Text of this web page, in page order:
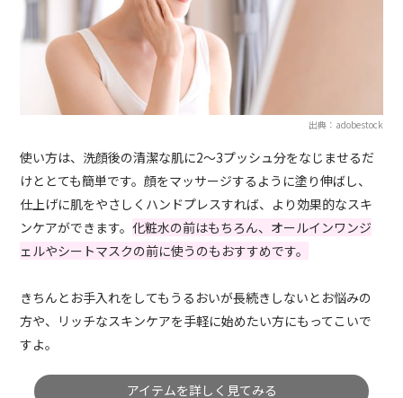
出典：adobestock
使い方は、洗顔後の清潔な肌に2～3プッシュ分をなじませるだ
けととても簡単です。顔をマッサージするように塗り伸ばし、
仕上げに肌をやさしくハンドプレスすれば、より効果的なスキ
ンケアができます。化粧水の前はもちろん、オールインワンジ
ェルやシートマスクの前に使うのもおすすめです。
きちんとお手入れをしてもうるおいが長続きしないとお悩みの
方や、リッチなスキンケアを手軽に始めたい方にもってこいで
すよ。
アイテムを詳しく見てみる